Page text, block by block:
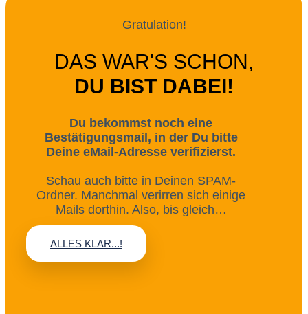
Gratulation!
DAS WAR'S SCHON,
DU BIST DABEI!
Du bekommst noch eine
Bestätigungsmail, in der Du bitte
Deine eMail-Adresse verifizierst.
Schau auch bitte in Deinen SPAM-
Ordner. Manchmal verirren sich einige
Mails dorthin. Also, bis gleich…
ALLES KLAR...!